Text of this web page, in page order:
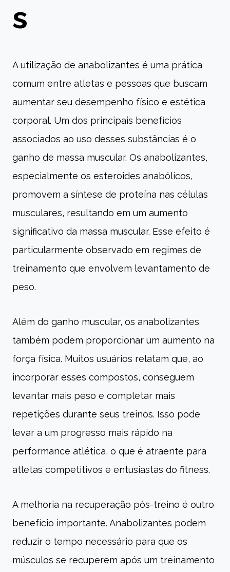
s
A utilização de anabolizantes é uma prática
comum entre atletas e pessoas que buscam
aumentar seu desempenho físico e estética
corporal. Um dos principais benefícios
associados ao uso desses substâncias é o
ganho de massa muscular. Os anabolizantes,
especialmente os esteroides anabólicos,
promovem a síntese de proteína nas células
musculares, resultando em um aumento
significativo da massa muscular. Esse efeito é
particularmente observado em regimes de
treinamento que envolvem levantamento de
peso.
Além do ganho muscular, os anabolizantes
também podem proporcionar um aumento na
força física. Muitos usuários relatam que, ao
incorporar esses compostos, conseguem
levantar mais peso e completar mais
repetições durante seus treinos. Isso pode
levar a um progresso mais rápido na
performance atlética, o que é atraente para
atletas competitivos e entusiastas do fitness.
A melhoria na recuperação pós-treino é outro
benefício importante. Anabolizantes podem
reduzir o tempo necessário para que os
músculos se recuperem após um treinamento